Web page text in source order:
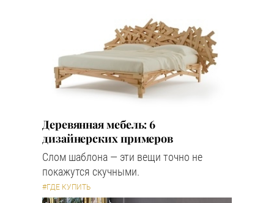
Деревянная мебель: 6
дизайнерских примеров
Слом шаблона — эти вещи точно не
покажутся скучными.
#ГДЕ КУПИТЬ